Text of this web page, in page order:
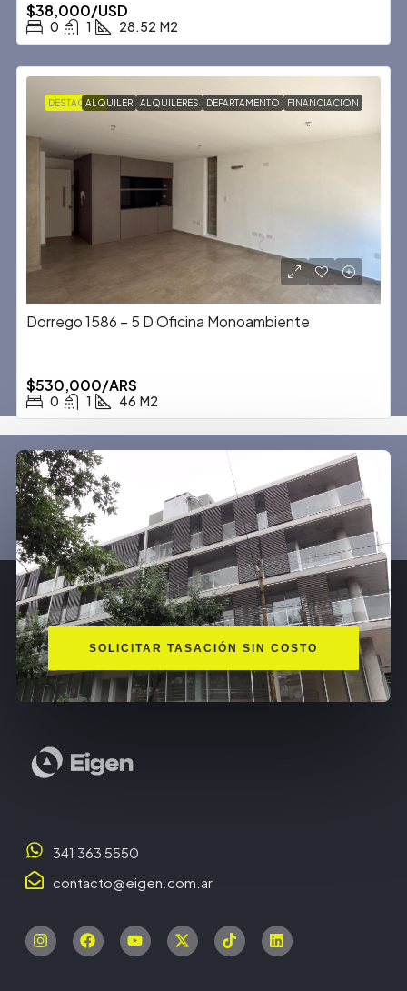
$38,000/USD
0 1 28.52 M2
DESTACADAALQUILER ALQUILERES DEPARTAMENTO FINANCIACION
Dorrego 1586 – 5 D Oficina Monoambiente
$530,000/ARS
0 1 46 M2
SOLICITAR TASACIÓN SIN COSTO
341 363 5550
contacto@eigen.com.ar